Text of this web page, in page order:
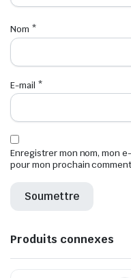
Nom *
E-mail *
Enregistrer mon nom, mon
pour mon prochain
Produits connexes